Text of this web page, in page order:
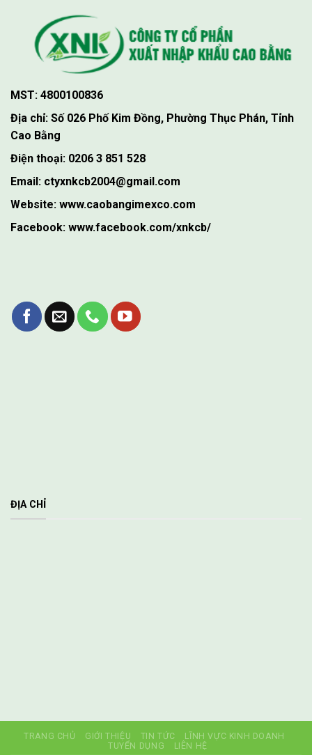
MST: 4800100836
Địa chỉ: Số 026 Phố Kim Đồng, Phường Thục Phán, Tỉnh
Cao Bằng
Điện thoại: 0206 3 851 528
Email: ctyxnkcb2004@gmail.com
Website: www.caobangimexco.com
Facebook: www.facebook.com/xnkcb/
ĐỊA CHỈ
TRANG CHỦ GIỚI THIỆU TIN TỨC
LĨNH VỰC KINH DOANH
TUYỂN DỤNG
LIÊN HỆ